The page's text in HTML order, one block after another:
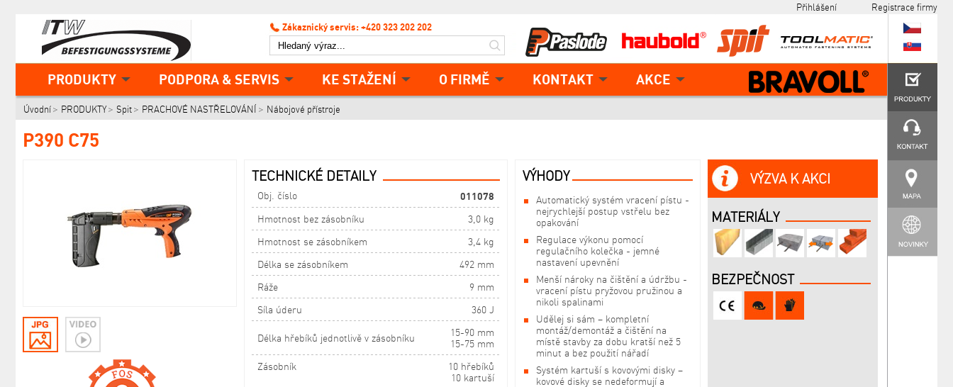
PRODUKTY PODPORA & SERVIS KE STAŽENÍ O FIRMĚ KONTAKT AKCE
Přihlášení
Registrace firmy
Zákaznický servis: +420 323 202 202
Úvodní PRODUKTY Spit PRACHOVÉ NASTŘELOVÁNÍ Nábojové přístroje
P390 C75
TECHNICKÉ DETAILY
Obj. číslo 011078
Hmotnost bez zásobníku
3,0 kg
Hmotnost se zásobníkem
3,4 kg
Délka se zásobníkem
492 mm
Ráže
9 mm
Síla úderu
360 J
Délka hřebíků jednotlivě v zásobníku
15-90 mm
15-75 mm
Zásobník
10 hřebíků
10 kartuší
VÝHODY
Automatický systém vracení pístu -
nejrychlejší postup vstřelu bez
opakování
Regulace výkonu pomocí
regulačního kolečka - jemné
nastavení upevnění
Menší nároky na čištění a údržbu -
vracení pístu pryžovou pružinou a
nikoli spalinami
Udělej si sám – kompletní
montáž/demontáž a čištění na
místě stavby za dobu kratší než 5
minut a bez použití nářadí
Systém kartuší s kovovými disky –
kovové disky se nedeformují a
VÝZVA K AKCI
MATERIÁLY
BEZPEČNOST